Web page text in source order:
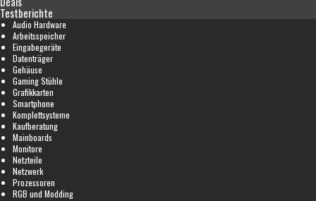
Testberichte
Audio Hardware
Arbeitsspeicher
Eingabegeräte
Datenträger
Gehäuse
Gaming Stühle
Grafikkarten
Smartphone
Komplettsysteme
Kaufberatung
Mainboards
Monitore
Netzteile
Netzwerk
Prozessoren
RGB und Modding